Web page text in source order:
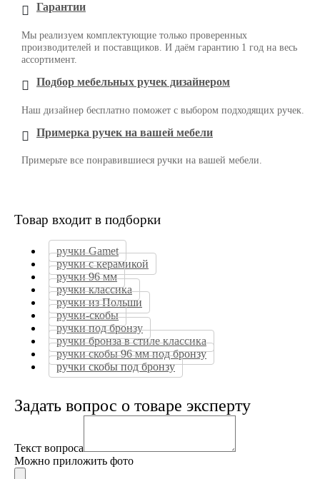
Гарантии
Мы реализуем комплектующие только проверенных
производителей и поставщиков. И даём гарантию 1 год на весь
ассортимент.
Подбор мебельных ручек дизайнером
Наш дизайнер бесплатно поможет с выбором подходящих ручек.
Примерка ручек на вашей мебели
Примерьте все понравившиеся ручки на вашей мебели.
Товар входит в подборки
ручки Gamet
ручки с керамикой
ручки 96 мм
ручки классика
ручки из Польши
ручки-скобы
ручки под бронзу
ручки бронза в стиле классика
ручки скобы 96 мм под бронзу
ручки скобы под бронзу
Задать вопрос о товаре эксперту
Текст вопроса
Можно приложить фото